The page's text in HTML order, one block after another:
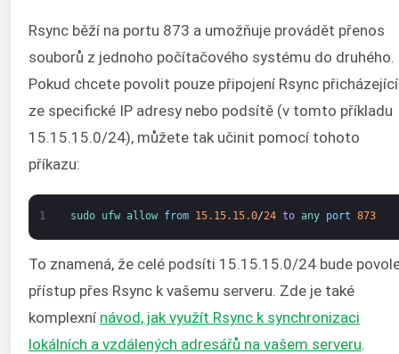
Rsync běží na portu 873 a umožňuje provádět přenos
souborů z jednoho počítačového systému do druhého.
Pokud chcete povolit pouze připojení Rsync přicházející
ze specifické IP adresy nebo podsítě (v tomto příkladu
15.15.15.0/24), můžete tak učinit pomocí tohoto
příkazu:
1 sudo ufw allow from 15.15.15.0/24 to any port 873
To znamená, že celé podsíti 15.15.15.0/24 bude
přístup přes Rsync k vašemu serveru. Zde je také
komplexní návod, jak využít Rsync k synchronizaci
lokálních a vzdálených adresářů na vašem serveru